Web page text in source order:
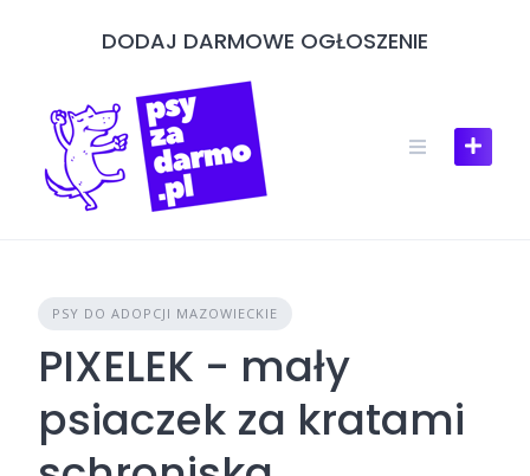
DODAJ DARMOWE OGŁOSZENIE
PSY DO ADOPCJI MAZOWIECKIE
PIXELEK - mały
psiaczek za kratami